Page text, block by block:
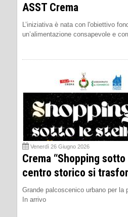
ASST Crema
L’iniziativa è nata con l'obiettivo
un’alimentazione consapevole e
Venerdì 26 Giugno 2026
Crema “Shopping sotto
centro storico si
Grande palcoscenico urbano per la
In arrivo